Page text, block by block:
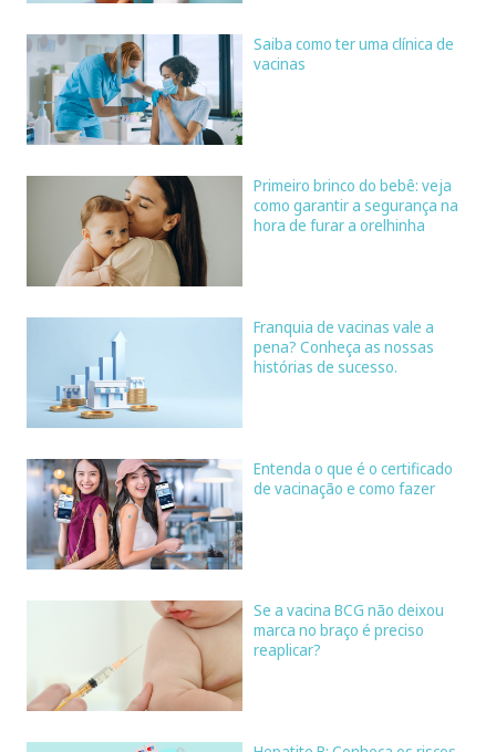
Saiba como ter uma clínica de
vacinas
Primeiro brinco do bebê: veja
como garantir a segurança na
hora de furar a orelhinha
Franquia de vacinas vale a
pena? Conheça as nossas
histórias de sucesso.
Entenda o que é o certificado
de vacinação e como fazer
Se a vacina BCG não deixou
marca no braço é preciso
reaplicar?